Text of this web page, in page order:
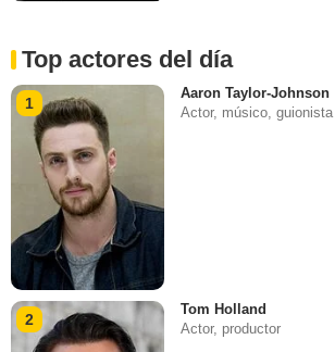
Top actores del día
1
Aaron Taylor-Johnson
Actor, músico, guionista
2
Tom Holland
Actor, productor